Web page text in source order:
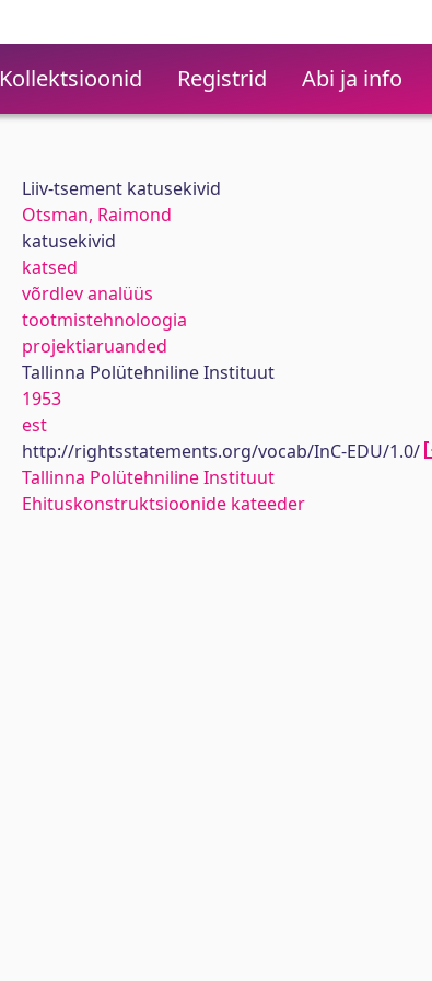
Kollektsioonid Registrid Abi ja info
Liiv-tsement katusekivid
Otsman, Raimond
katusekivid
katsed
võrdlev analüüs
tootmistehnoloogia
projektiaruanded
Tallinna Polütehniline Instituut
1953
est
http://rightsstatements.org/vocab/InC-EDU/1.0/
Tallinna Polütehniline Instituut
Ehituskonstruktsioonide kateeder